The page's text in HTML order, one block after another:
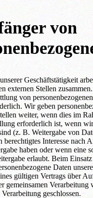
von
Geschäftstätigkeit
externen Stellen
von
Wir geben
weiter, wenn dies im
erforderlich ist, wenn
(z. B. Weitergabe von
berechtigtes Interesse nach
haben oder wenn eine
erlaubt. Beim
Daten
gültigen Vertrags über
gemeinsamen Verarbeitung
Verarbeitung geschlossen.